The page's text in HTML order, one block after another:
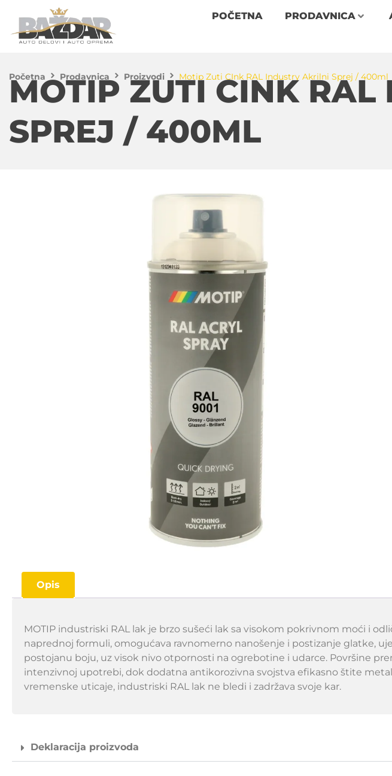
POČETNA PRODAVNICA
Početna Prodavnica Proizvodi Motip Zuti CInk RAL Industry Akrilni Sprej / 400ml
MOTIP ZUTI CINK RAL
SPREJ / 400ML
Opis
MOTIP industriski RAL lak je brzo sušeći lak sa visokom pokrivnom moći i
naprednoj formuli, omogućava ravnomerno nanošenje i postizanje glatke,
postojanu boju, uz visok nivo otpornosti na ogrebotine i udarce. Površine
intenzivnoj upotrebi, dok dodatna antikorozivna svojstva efikasno štite
vremenske uticaje, industriski RAL lak ne bledi i zadržava svoje kar.
Deklaracija proizvoda